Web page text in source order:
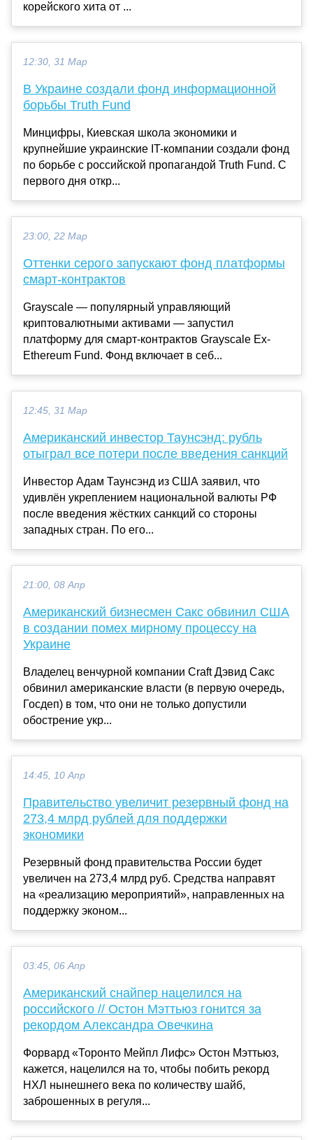
корейского хита от ...
12:30, 31 Мар
В Украине создали фонд информационной
борьбы Truth Fund
Минцифры, Киевская школа экономики и
крупнейшие украинские IT-компании создали фонд
по борьбе с российской пропагандой Truth Fund. С
первого дня откр...
23:00, 22 Мар
Оттенки серого запускают фонд платформы
смарт-контрактов
Grayscale — популярный управляющий
криптовалютными активами — запустил
платформу для смарт-контрактов Grayscale Ex-
Ethereum Fund. Фонд включает в себ...
12:45, 31 Мар
Американский инвестор Таунсэнд: рубль
отыграл все потери после введения санкций
Инвестор Адам Таунсэнд из США заявил, что
удивлён укреплением национальной валюты РФ
после введения жёстких санкций со стороны
западных стран. По его...
21:00, 08 Апр
Американский бизнесмен Сакс обвинил США
в создании помех мирному процессу на
Украине
Владелец венчурной компании Craft Дэвид Сакс
обвинил американские власти (в первую очередь,
Госдеп) в том, что они не только допустили
обострение укр...
14:45, 10 Апр
Правительство увеличит резервный фонд на
273,4 млрд рублей для поддержки
экономики
Резервный фонд правительства России будет
увеличен на 273,4 млрд руб. Средства направят
на «реализацию мероприятий», направленных на
поддержку эконом...
03:45, 06 Апр
Американский снайпер нацелился на
российского // Остон Мэттьюз гонится за
рекордом Александра Овечкина
Форвард «Торонто Мейпл Лифс» Остон Мэттьюз,
кажется, нацелился на то, чтобы побить рекорд
НХЛ нынешнего века по количеству шайб,
заброшенных в регуля...